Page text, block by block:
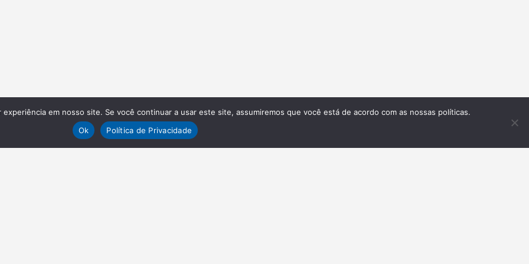
em nosso site. Se você continuar a usar este site, assumiremos que você está de acordo com as nossas políticas.
Ok
Política de Privacidade